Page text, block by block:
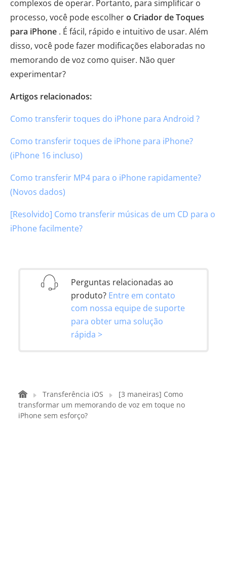
complexos de operar. Portanto, para simplificar o
processo, você pode escolhero Criador de Toques
para iPhone . É fácil, rápido e intuitivo de usar. Além
disso, você pode fazer modificações elaboradas no
memorando de voz como quiser. Não quer
experimentar?
Artigos relacionados:
Como transferir toques do iPhone para Android ?
Como transferir toques de iPhone para iPhone?
(iPhone 16 incluso)
Como transferir MP4 para o iPhone rapidamente?
(Novos dados)
[Resolvido] Como transferir músicas de um CD para o
iPhone facilmente?
Perguntas relacionadas ao
produto? Entre em contato
com nossa equipe de suporte
para obter uma solução
rápida >
Transferência iOS
[3 maneiras] Como
transformar um memorando de voz em toque no
iPhone sem esforço?